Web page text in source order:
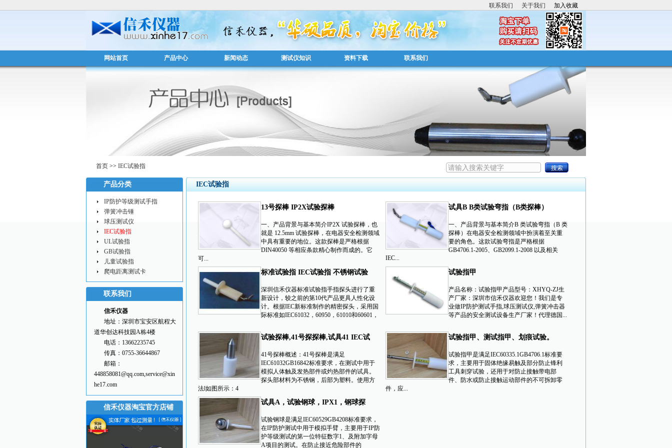
加入收藏
关于我们
联系我们
网站首页 产品中心 新闻动态 测试仪知识 资料下载 联系我们
首页 >> IEC试验指
产品分类
IP防护等级测试手指
弹簧冲击锤
球压测试仪
IEC试验指
UL试验指
GB试验指
儿童试验指
爬电距离测试卡
联系我们
信禾仪器
地址：深圳市宝安区航程大
道华创达科技园A栋4楼
电话：13662235745
传真：0755-36644867
邮箱：
448858081@qq.com,service@xin
he17.com
信禾仪器淘宝官方店铺
IEC试验指
13号探棒 IP2X试验探棒
一、产品背景与基本简介IP2X 试验探棒，也
就是 12.5mm 试验探棒，在电器安全检测领域
中具有重要的地位。这款探棒是严格根据
DIN40050 等相应条款精心制作而成的。它
可...
试具B B类试验弯指（B类探棒）
一、产品背景与基本简介B 类试验弯指（B 类
探棒）在电器安全检测领域中扮演着至关重
要的角色。这款试验弯指是严格根据
GB4706.1-2005、GB2099.1-2008 以及相关
IEC...
标准试验指 IEC试验指 不锈钢试验
深圳信禾仪器标准试验指手指探头进行了重
新设计，较之前的第10代产品更具人性化设
计。根据IEC新标准制作的精密探头，采用国
际标准如IEC61032，60950，61010和60601，
试验指甲
产品名称：试验指甲产品型号：XHYQ-ZJ生
产厂家：深圳市信禾仪器欢迎您！我们是专
业做IP防护测试手指,球压测试仪,弹簧冲击器
等产品的安全测试设备生产厂家！代理德国...
试验探棒,41号探探棒,试具41 IEC试
41号探棒概述：41号探棒是满足
IEC61032GB16842标准要求，在测试中用于
模拟人体触及发热部件或灼热部件的试具。
探头部材料为不锈钢，后部为塑料。使用方
法l如图所示：4
试验指甲、测试指甲、划痕试验。
试验指甲是满足IEC60335.1GB4706.1标准要
求，主要用于固体绝缘易触及部分防止锋利
工具刺穿试验，还用于对防止接触带电部
件、防水或防止接触运动部件的不可拆卸零
件，应...
试具A，试验钢球，IPX1，钢球探
试验钢球是满足IEC60529GB4208标准要求，
在IP防护测试中用于模拟手臂，主要用于IP防
护等级测试的第一位特征数字1、及附加字母
A项目的测试。在防止接近危险部件的